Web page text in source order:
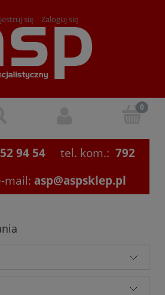
się Zaloguj się
94 54 tel. kom.: 792
mail: asp@aspsklep.pl